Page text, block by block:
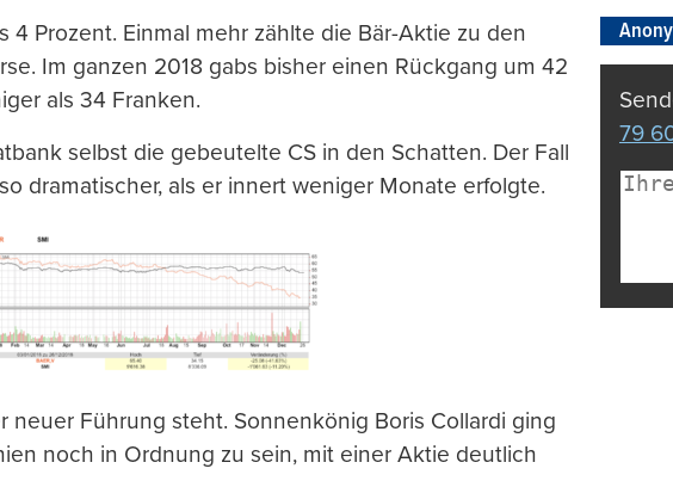
drucken
4 Prozent. Einmal mehr zählte die Bär-Aktie zu den
Im ganzen 2018 gabs bisher einen Rückgang um 42
als 34 Franken.
selbst die gebeutelte CS in den Schatten. Der Fall
dramatischer, als er innert weniger Monate erfolgte.
neuer Führung steht. Sonnenkönig Boris Collardi ging
noch in Ordnung zu sein, mit einer Aktie deutlich
79